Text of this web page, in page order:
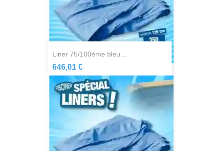
liner 75/100ème bleu...
646,01 €